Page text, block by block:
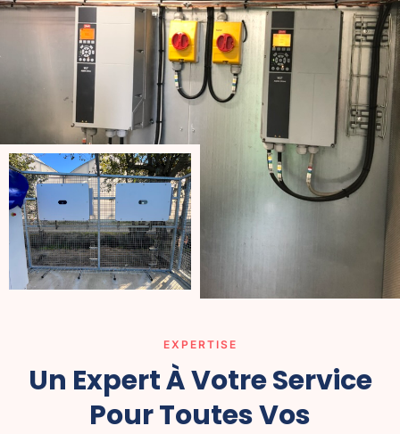
EXPERTISE
Un Expert À Votre Service
Pour Toutes Vos